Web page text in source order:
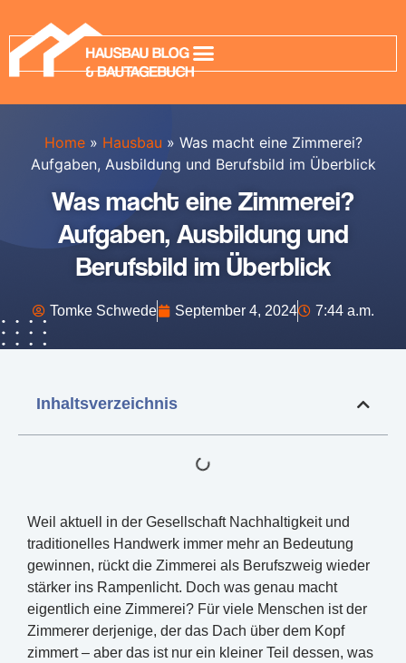
Home » Hausbau » Was macht eine Zimmerei?
Aufgaben, Ausbildung und Berufsbild im Überblick
Was macht eine Zimmerei?
Aufgaben, Ausbildung und
Berufsbild im Überblick
Tomke Schwede September 4, 2024 7:44 a.m.
Inhaltsverzeichnis
Weil aktuell in der Gesellschaft Nachhaltigkeit und
traditionelles Handwerk immer mehr an Bedeutung
gewinnen, rückt die Zimmerei als Berufszweig wieder
stärker ins Rampenlicht. Doch was genau macht
eigentlich eine Zimmerei? Für viele Menschen ist der
Zimmerer derjenige, der das Dach über dem Kopf
zimmert – aber das ist nur ein kleiner Teil dessen, was